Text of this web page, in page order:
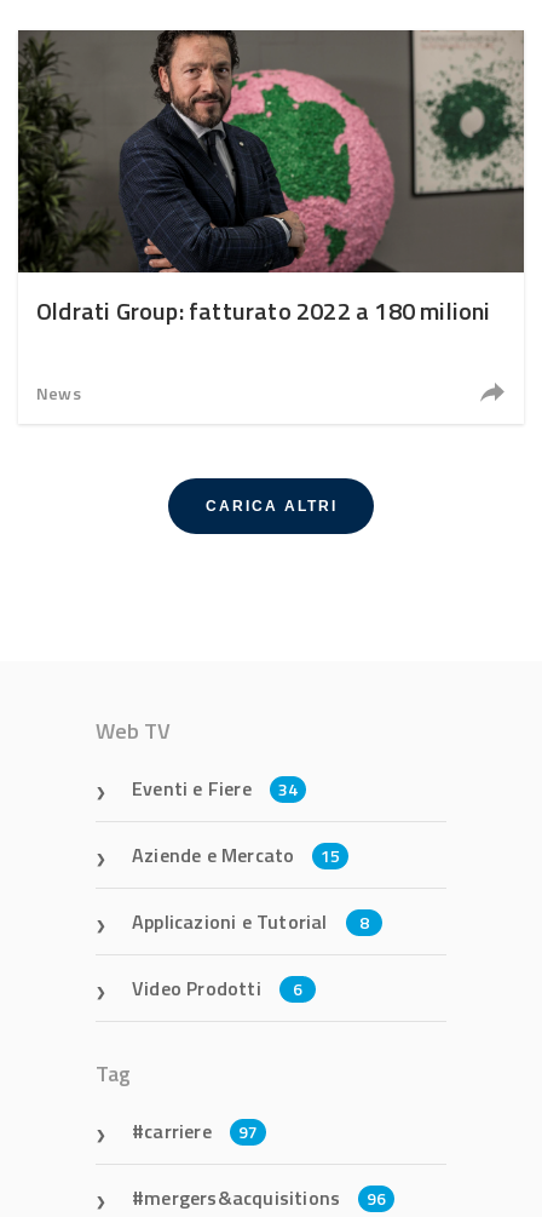
Oldrati Group: fatturato 2022 a 180 milioni
News
CARICA ALTRI
Web TV
Eventi e Fiere 34
Aziende e Mercato 15
Applicazioni e Tutorial 8
Video Prodotti 6
Tag
carriere 97
mergers&acquisitions 96